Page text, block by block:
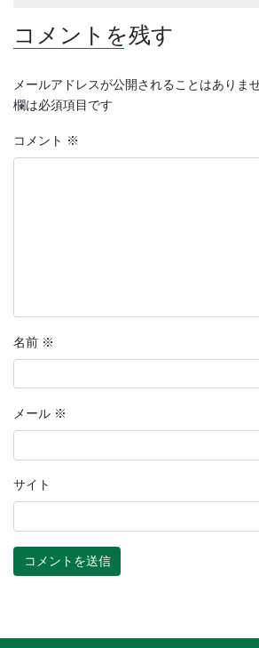
コメントを残す
メールアドレスが公開されることはありませ
欄は必須項目です
コメント ※
名前 ※
メール ※
サイト